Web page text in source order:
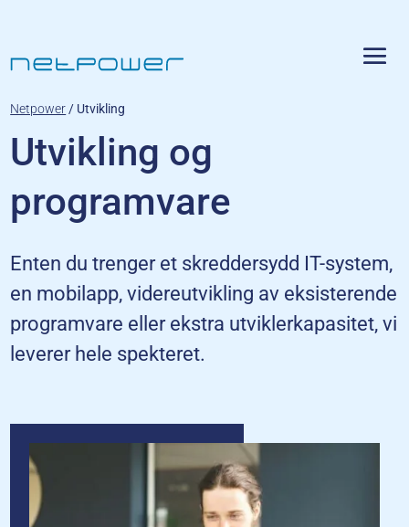
Netpower / Utvikling
Utvikling og
programvare
Enten du trenger et skreddersydd IT-system,
en mobilapp, videreutvikling av eksisterende
programvare eller ekstra utviklerkapasitet, vi
leverer hele spekteret.